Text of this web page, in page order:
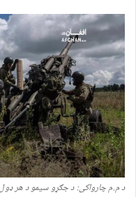
د م.م چارواکی: د جګړو سیمو د هر ډول